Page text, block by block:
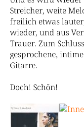
Streicher, weite
freilich etwas
wieder, und aus
Trauer. Zum
gesprochene,
Gitarre.
Doch! Schön!